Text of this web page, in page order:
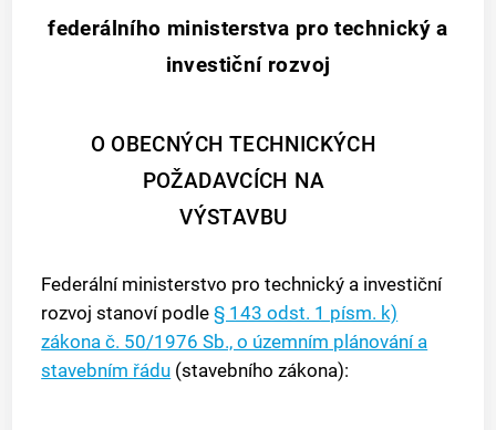
federálního ministerstva pro technický a
investiční rozvoj
O OBECNÝCH TECHNICKÝCH
POŽADAVCÍCH NA
VÝSTAVBU
Federální ministerstvo pro technický a investiční
rozvoj stanoví podle§ 143 odst. 1 písm. k)
zákona č. 50/1976 Sb., o územním plánování a
stavebním řádu (stavebního zákona):